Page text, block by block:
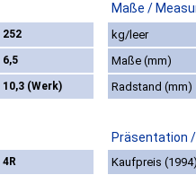
Maße /
252
kg/leer
6,5
Maße (mm)
10,3 (Werk) Radstand (mm)
Präsentation
4R
Kaufpreis